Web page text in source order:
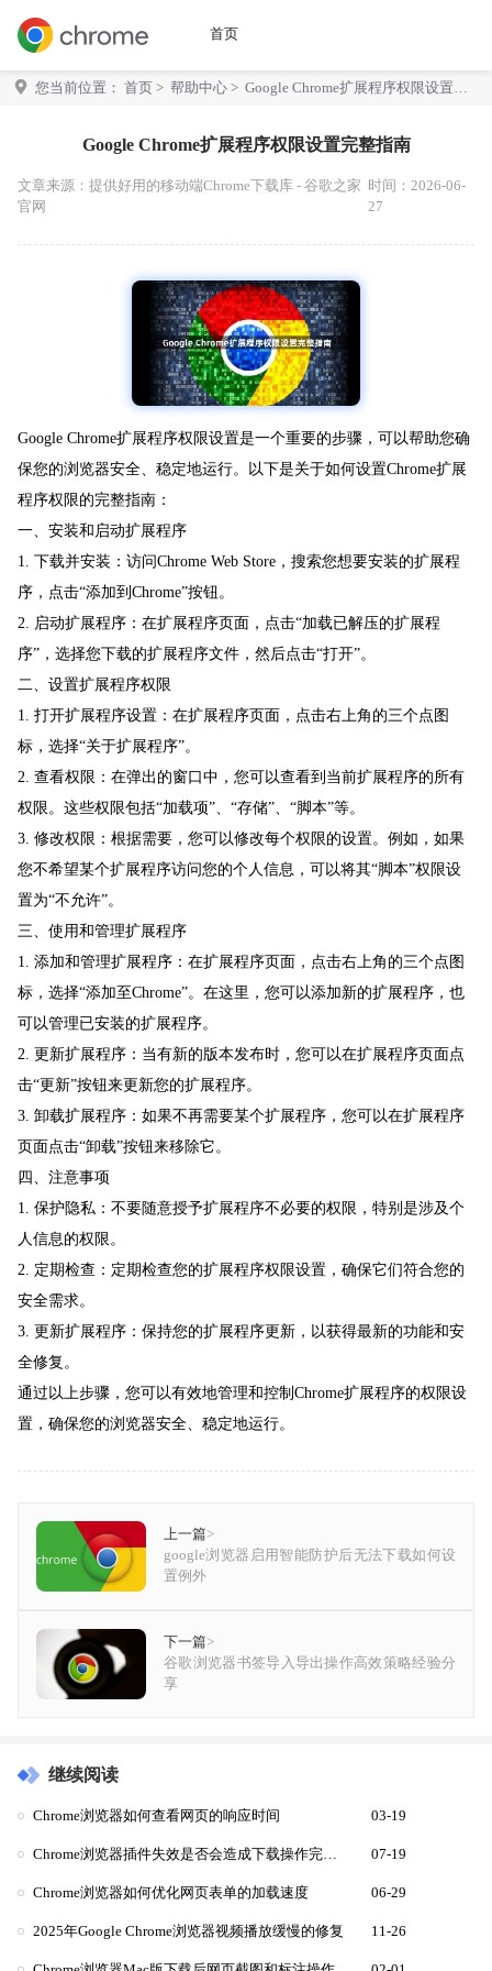
首页
您当前位置： 首页 > 帮助中心 > Google Chrome扩展程序权限设置完
Google Chrome扩展程序权限设置完整指南
文章来源： 提供好用的移动端Chrome下载库 - 谷歌之家
官网
时间：2026-06-
27
Google Chrome扩展程序权限设置是一个重要的步骤，可以帮助您确
保您的浏览器安全、稳定地运行。以下是关于如何设置Chrome扩展
程序权限的完整指南：
一、安装和启动扩展程序
1. 下载并安装：访问Chrome Web Store，搜索您想要安装的扩展程
序，点击“添加到Chrome”按钮。
2. 启动扩展程序：在扩展程序页面，点击“加载已解压的扩展程
序”，选择您下载的扩展程序文件，然后点击“打开”。
二、设置扩展程序权限
1. 打开扩展程序设置：在扩展程序页面，点击右上角的三个点图
标，选择“关于扩展程序”。
2. 查看权限：在弹出的窗口中，您可以查看到当前扩展程序的所有
权限。这些权限包括“加载项”、“存储”、“脚本”等。
3. 修改权限：根据需要，您可以修改每个权限的设置。例如，如果
您不希望某个扩展程序访问您的个人信息，可以将其“脚本”权限设
置为“不允许”。
三、使用和管理扩展程序
1. 添加和管理扩展程序：在扩展程序页面，点击右上角的三个点图
标，选择“添加至Chrome”。在这里，您可以添加新的扩展程序，也
可以管理已安装的扩展程序。
2. 更新扩展程序：当有新的版本发布时，您可以在扩展程序页面点
击“更新”按钮来更新您的扩展程序。
3. 卸载扩展程序：如果不再需要某个扩展程序，您可以在扩展程序
页面点击“卸载”按钮来移除它。
四、注意事项
1. 保护隐私：不要随意授予扩展程序不必要的权限，特别是涉及个
人信息的权限。
2. 定期检查：定期检查您的扩展程序权限设置，确保它们符合您的
安全需求。
3. 更新扩展程序：保持您的扩展程序更新，以获得最新的功能和安
全修复。
通过以上步骤，您可以有效地管理和控制Chrome扩展程序的权限设
置，确保您的浏览器安全、稳定地运行。
上一篇>
google浏览器启用智能防护后无法下载如何设
置例外
下一篇>
谷歌浏览器书签导入导出操作高效策略经验分
享
继续阅读
Chrome浏览器如何查看网页的响应时间 03-19
07-19
Chrome浏览器如何优化网页表单的加载速度 06-29
2025年Google Chrome浏览器视频播放缓慢的修复 11-26